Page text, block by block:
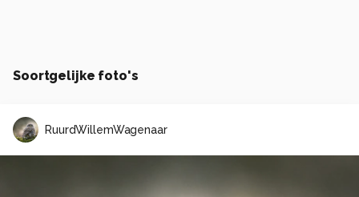
Soortgelijke foto's
RuurdWillemWagenaar